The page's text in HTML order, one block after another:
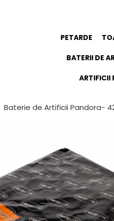
PETARDE
BATERII DE
ARTIFICII
Baterie de Artificii Pandora- 42